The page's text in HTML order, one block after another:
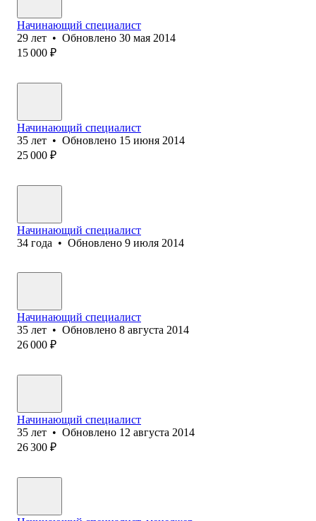
Начинающий специалист
29 лет • Обновлено 30 мая 2014
15 000 ₽
Начинающий специалист
35 лет • Обновлено 15 июня 2014
25 000 ₽
Начинающий специалист
34 года • Обновлено 9 июля 2014
Начинающий специалист
35 лет • Обновлено 8 августа 2014
26 000 ₽
Начинающий специалист
35 лет • Обновлено 12 августа 2014
26 300 ₽